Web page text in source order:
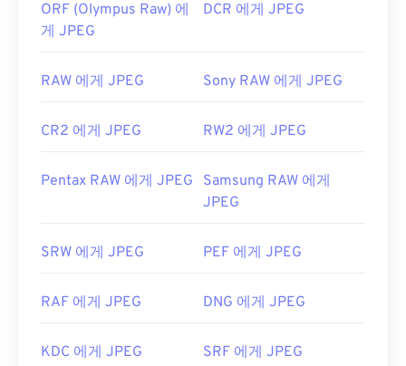
ORF (Olympus Raw) 에
게 JPEG
DCR 에게 JPEG
RAW 에게 JPEG Sony RAW 에게 JPEG
CR2 에게 JPEG RW2 에게 JPEG
Pentax RAW 에게 JPEG
Samsung RAW 에게
JPEG
SRW 에게 JPEG PEF 에게 JPEG
RAF 에게 JPEG DNG 에게 JPEG
KDC 에게 JPEG SRF 에게 JPEG